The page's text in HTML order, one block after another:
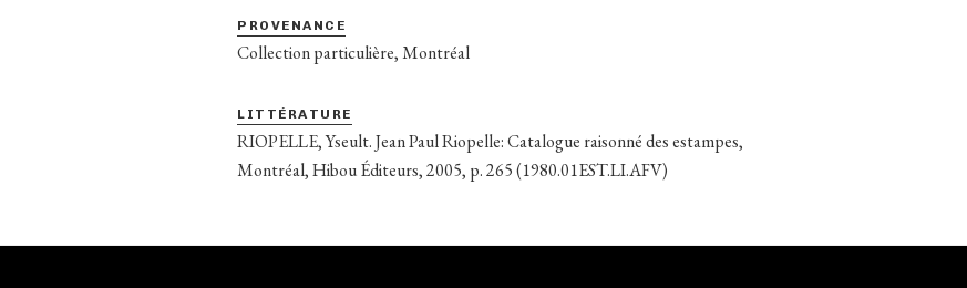
PROVENANCE
Collection particulière, Montréal
LITTÉRATURE
RIOPELLE, Yseult. Jean Paul Riopelle: Catalogue raisonné des estampes,
Montréal, Hibou Éditeurs, 2005, p. 265 (1980.01EST.LI.AFV)